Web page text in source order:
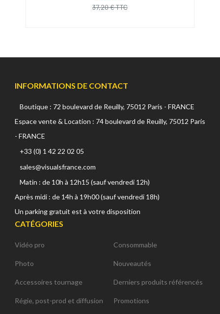
37,20 € TTC
INFORMATIONS DE CONTACT
Boutique : 72 boulevard de Reuilly, 75012 Paris - FRANCE
Espace vente & Location : 74 boulevard de Reuilly, 75012 Paris
- FRANCE
+33 (0) 1 42 22 02 05
sales@visualsfrance.com
Matin : de 10h à 12h15 (sauf vendredi 12h)
Après midi : de 14h à 19h00 (sauf vendredi 18h)
Un parking gratuit est à votre disposition
CATÉGORIES
Vidéo pro
Photo
Accessoires tournage
Régie, post-prod et diffusion
Consommable
Nouveautés
Derniers produits référencés
Promotions